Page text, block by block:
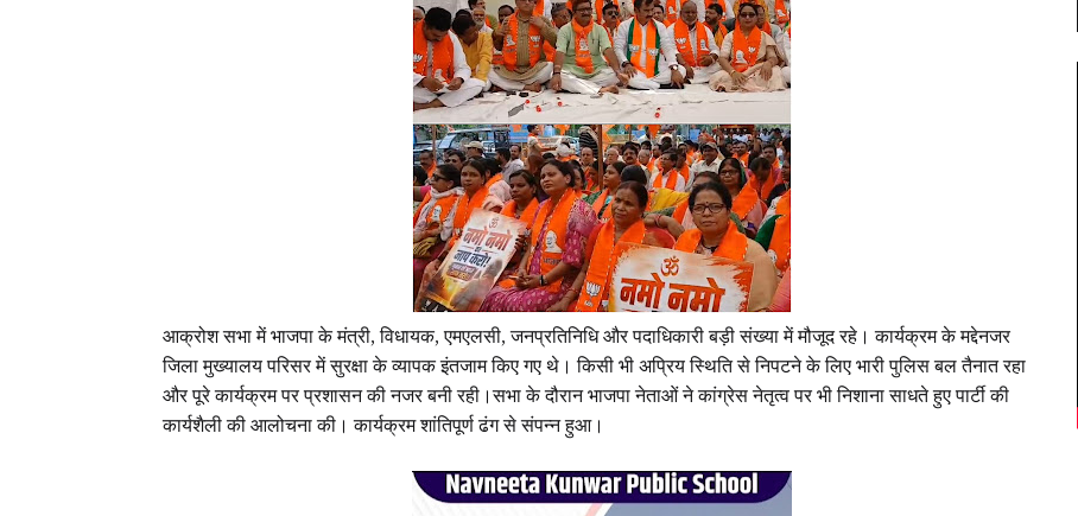
आक्रोश सभा में भाजपा के मंत्री, विधायक, एमएलसी, जनप्रतिनिधि और पदाधिकारी बड़ी संख्या में मौजूद रहे। कार्यक्रम के मद्देनजर
जिला मुख्यालय परिसर में सुरक्षा के व्यापक इंतजाम किए गए थे। किसी भी अप्रिय स्थिति से निपटने के लिए भारी पुलिस बल तैनात रहा
और पूरे कार्यक्रम पर प्रशासन की नजर बनी रही।सभा के दौरान भाजपा नेताओं ने कांग्रेस नेतृत्व पर भी निशाना साधते हुए पार्टी की
कार्यशैली की आलोचना की। कार्यक्रम शांतिपूर्ण ढंग से संपन्न हुआ।